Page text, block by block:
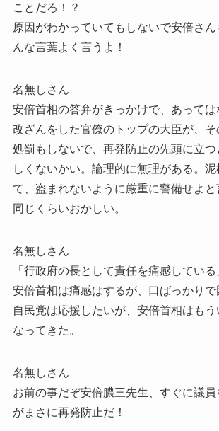
ことだろ！？
原因がわかっていてもしないで安倍さん
んな言葉よく言うよ！
名無しさん
安倍首相の答弁がきっかけで、あって
改ざんをした官僚のトップの大臣が、そ
処罰もしないで、再発防止の先頭に立
しくないかい。論理的に無理がある。
て、盗まれないように厳重に警備せよと
同じくらいおかしい。
名無しさん
「行政府の長として責任を痛感している
安倍首相は痛感はするが、口ばっかりで
自民党は応援したいが、安倍首相はも
なってきた。
名無しさん
お前の事だぞ安倍膿三先生、すぐに議
がまさに再発防止だ！